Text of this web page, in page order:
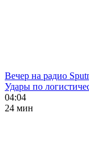
Вечер на радио
Удары по
04:04
24 мин